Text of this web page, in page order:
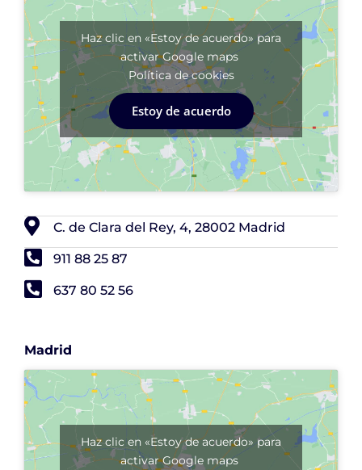
Haz clic en «Estoy de acuerdo» para
activar Google maps
Política de cookies
Estoy de acuerdo
C. de Clara del Rey, 4, 28002 Madrid
911 88 25 87
637 80 52 56
Madrid
Haz clic en «Estoy de acuerdo» para
activar Google maps